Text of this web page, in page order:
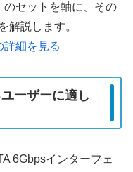
のセットを軸に、その
解説します。
詳細を見る
ーザーに適し
6Gbpsインターフェ